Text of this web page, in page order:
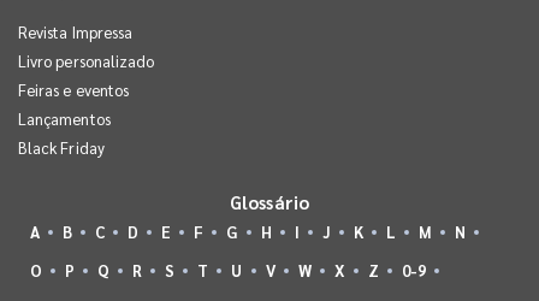
Revista Impressa
Livro personalizado
Feiras e eventos
Lançamentos
Black Friday
Glossário
A B C D E F G H I J K L M
N
O
P Q R S T U V W X Z 0-9